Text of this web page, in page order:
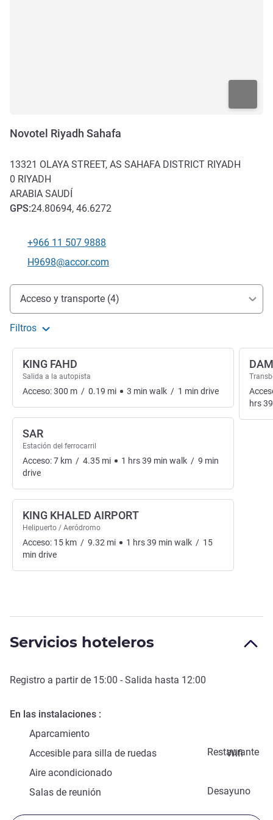
Novotel Riyadh Sahafa
13321 OLAYA STREET, AS SAHAFA DISTRICT RIYADH
0 RIYADH
ARABIA SAUDÍ
GPS:24.80694, 46.6272
Teléfono
+966 11 507 9888
Correo electrónico de contacto
H9698@accor.com
Acceso y transporte
Acceso y transporte (4)
Filtros
KING FAHD
Salida a la autopista
Acceso:300 m / 0.19 mi 3 min walk / 1 min drive
SAR
Estación del ferrocarril
Acceso:7 km / 4.35 mi 1 hrs39 min walk / 9 min
drive
KING KHALED AIRPORT
Helipuerto / Aeródromo
Acceso: 15 km / 9.32 mi 1 hrs39 min walk / 15
min drive
hrs39
Servicios hoteleros
Registro a partir de 15:00 - Salida hasta 12:00
En las instalaciones
Aparcamiento
Restaurante
Accesible para silla de ruedas
Wifi
Aire acondicionado
Desayuno
Salas de reunión